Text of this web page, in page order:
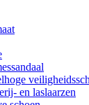
en laslaarzen